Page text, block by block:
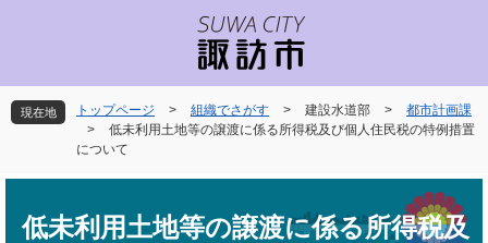
先
頭
を
飛
現在地 トップページ > 組織でさがす > 建設水道部 >
都市計画課
>
低未利用土地等の譲渡に係る所得税及び個人住民税の特例措置
について
低未利用土地等の譲渡に係る所得税及